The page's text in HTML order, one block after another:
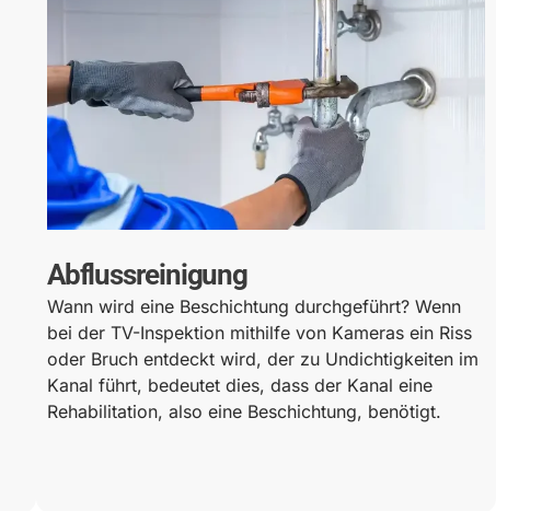
Abflussreinigung
Wann wird eine Beschichtung durchgeführt? Wenn
bei der TV-Inspektion mithilfe von Kameras ein Riss
oder Bruch entdeckt wird, der zu Undichtigkeiten im
Kanal führt, bedeutet dies, dass der Kanal eine
Rehabilitation, also eine Beschichtung, benötigt.